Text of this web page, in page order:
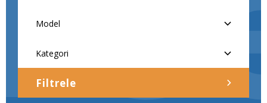
Filtrele